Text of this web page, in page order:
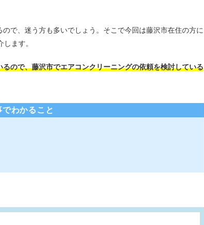
で、迷う方も多いでしょう。そこで今回は藤沢市在住の方に
ます。
ので、藤沢市でエアコンクリーニングの依頼を検討している
でわかること